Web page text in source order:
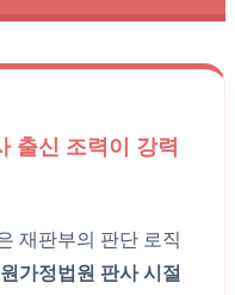
출신 조력이 강력
재판부의 판단 로직
가정법원 판사 시절